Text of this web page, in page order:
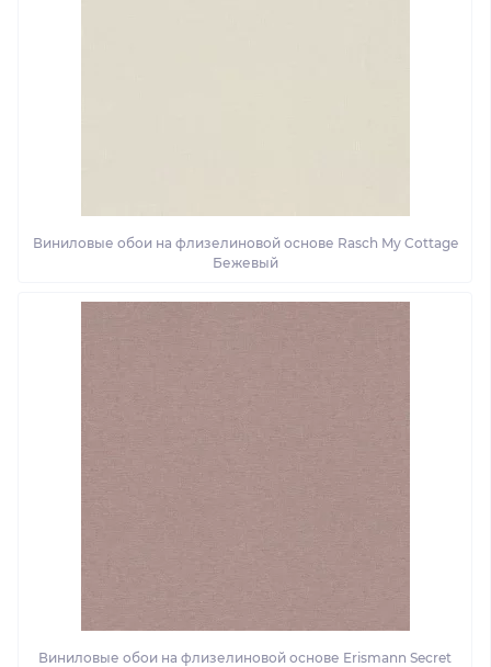
Виниловые обои на флизелиновой основе Rasch My Cottage
Бежевый
Виниловые обои на флизелиновой основе Erismann Secret